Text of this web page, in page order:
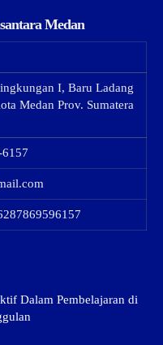
Medan
I, Baru Ladang
Medan Prov. Sumatera
Dalam Pembelajaran di